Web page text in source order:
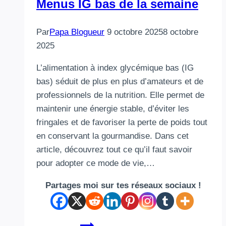
Menus IG bas de la semaine
ParPapa Blogueur 9 octobre 20258 octobre
2025
L’alimentation à index glycémique bas (IG
bas) séduit de plus en plus d’amateurs et de
professionnels de la nutrition. Elle permet de
maintenir une énergie stable, d’éviter les
fringales et de favoriser la perte de poids tout
en conservant la gourmandise. Dans cet
article, découvrez tout ce qu’il faut savoir
pour adopter ce mode de vie,…
Partages moi sur tes réseaux sociaux !